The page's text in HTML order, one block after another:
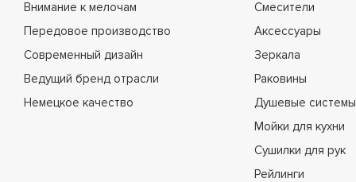
Внимание к мелочам
Передовое производство
Современный дизайн
Ведущий бренд отрасли
Немецкое качество
Смесители
Аксессуары
Зеркала
Раковины
Душевые системы
Мойки для кухни
Сушилки для рук
Рейлинги